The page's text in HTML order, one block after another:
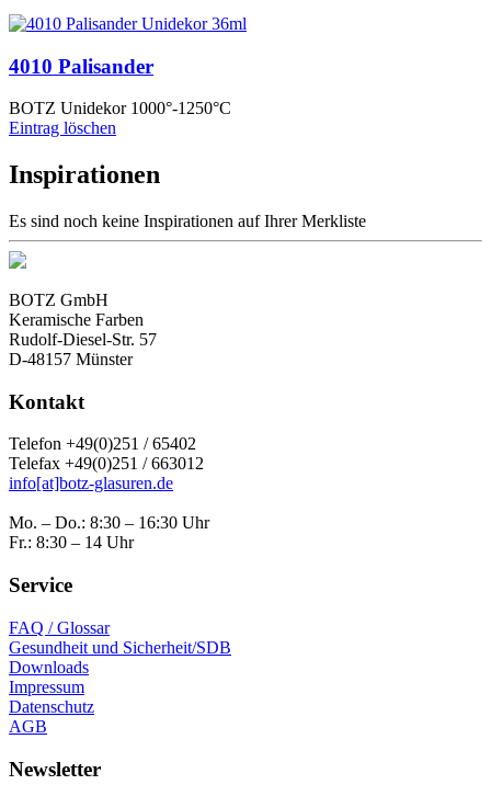
4010 Palisander
BOTZ Unidekor 1000°-1250°C
Eintrag löschen
Inspirationen
Es sind noch keine Inspirationen auf Ihrer Merkliste
BOTZ GmbH
Keramische Farben
Rudolf-Diesel-Str. 57
D-48157 Münster
Kontakt
Telefon +49(0)251 / 65402
Telefax +49(0)251 / 663012
info[at]botz-glasuren.de
Mo. – Do.: 8:30 – 16:30 Uhr
Fr.: 8:30 – 14 Uhr
Service
FAQ / Glossar
Gesundheit und Sicherheit/SDB
Downloads
Impressum
Datenschutz
AGB
Newsletter